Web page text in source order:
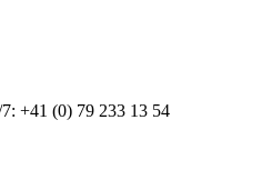
+41 (0) 79 233 13 54